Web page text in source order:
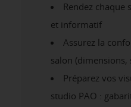
Rendez
et informatif
Assurez la
salon (dimensions,
Préparez vos
studio PAO :